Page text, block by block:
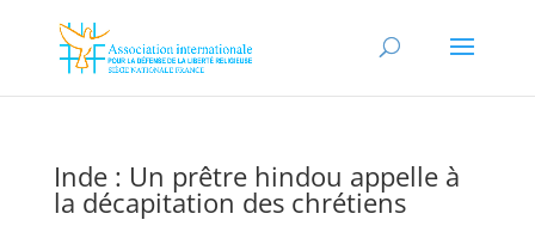
Inde : Un prêtre hindou appelle à
la décapitation des chrétiens